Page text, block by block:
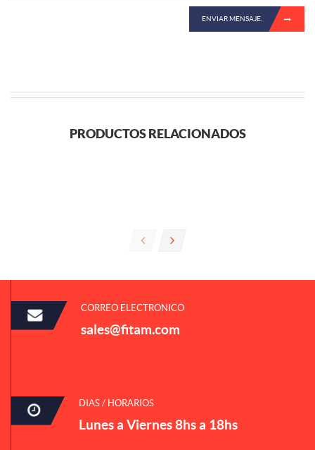
ENVIAR MENSAJE.
PRODUCTOS RELACIONADOS
CORREO ELECTRONICO
sales@fitam.com
DIAS / HORARIOS
Lunes a Viernes 8hs a 18hs